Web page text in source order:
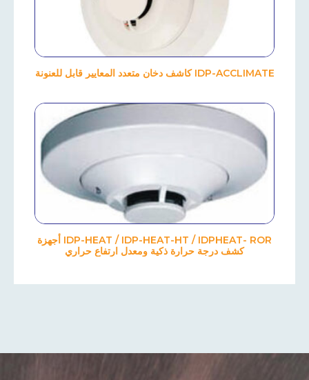
IDP-ACCLIMATE كاشف دخان متعدد المعايير قابل للعنونة
IDP-HEAT / IDP-HEAT-HT / IDPHEAT- ROR أجهزة
كشف درجة حرارة ذكية ومعدل ارتفاع حراري